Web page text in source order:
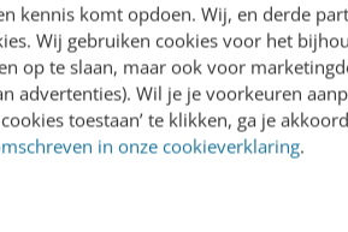
kennis komt opdoen. Wij, en derde
Wij gebruiken cookies voor het
op te slaan, maar ook voor
advertenties). Wil je je voorkeuren
toestaan’ te klikken, ga je
in onze cookieverklaring.